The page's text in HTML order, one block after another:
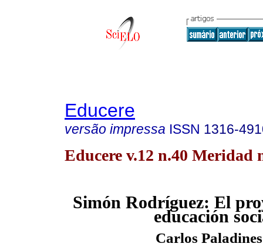
Educere
versão impressa ISSN 1316-
Educere v.12 n.40 Meridad
Simón Rodríguez: El
educación
Carlos